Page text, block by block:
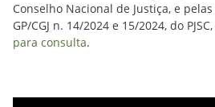
Conselho Nacional de Justiça, e
GP/CGJ n. 14/2024 e 15/2024, do
para consulta.